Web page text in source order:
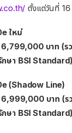
ตั้งแต่วันที่
ใหม่
6,799,000 บาท (ร
กษา BSI Standard)
(Shadow Line)
6,999,000 บาท (ร
กษา BSI Standard)